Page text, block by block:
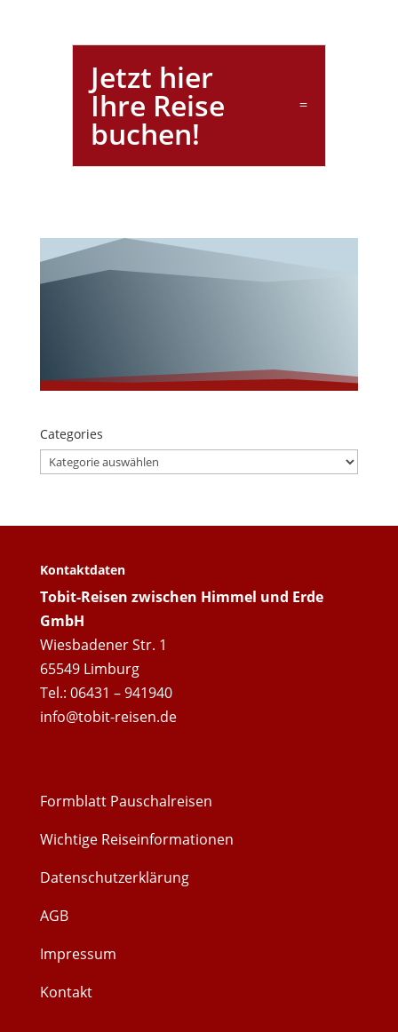
Jetzt hier
Ihre Reise
buchen!
Categories
Categories
Kontaktdaten
Tobit-Reisen zwischen Himmel und Erde
GmbH
Wiesbadener Str. 1
65549 Limburg
Tel.: 06431 – 941940
info@tobit-reisen.de
Formblatt Pauschalreisen
Wichtige Reiseinformationen
Datenschutzerklärung
AGB
Impressum
Kontakt